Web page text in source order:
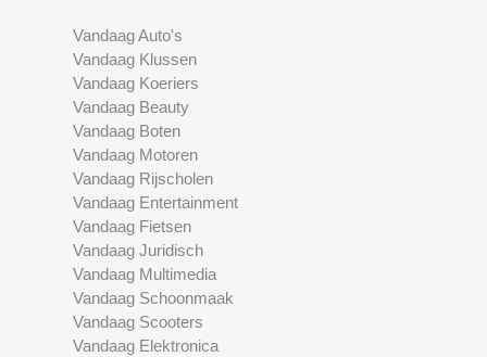
Vandaag Auto's
Vandaag Klussen
Vandaag Koeriers
Vandaag Beauty
Vandaag Boten
Vandaag Motoren
Vandaag Rijscholen
Vandaag Entertainment
Vandaag Fietsen
Vandaag Juridisch
Vandaag Multimedia
Vandaag Schoonmaak
Vandaag Scooters
Vandaag Elektronica